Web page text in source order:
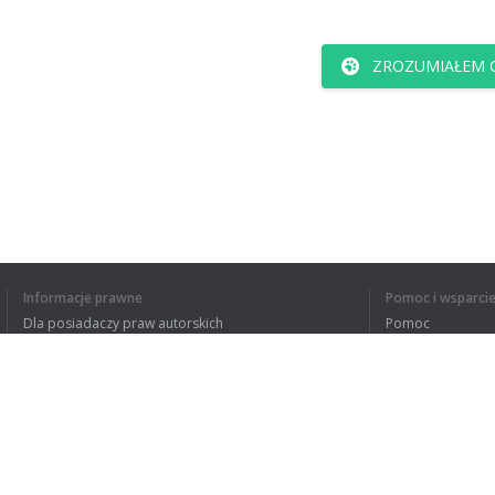
ZROZUMIAŁEM
Informacje prawne
Dla posiadaczy praw autorskich
Pomoc i wsparcie
Pomoc